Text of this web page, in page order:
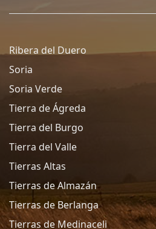
Ribera del Duero
Soria
Soria Verde
Tierra de Ágreda
Tierra del Burgo
Tierra del Valle
Tierras Altas
Tierras de Almazán
Tierras de Berlanga
Tierras de Medinaceli